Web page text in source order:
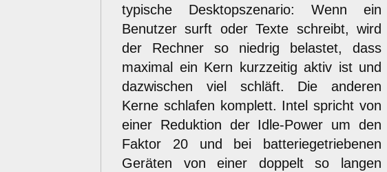
typische Desktopszenario: Wenn ein
Benutzer surft oder Texte schreibt, wird
der Rechner so niedrig belastet, dass
maximal ein Kern kurzzeitig aktiv ist und
dazwischen viel schläft. Die anderen
Kerne schlafen komplett. Intel spricht von
einer Reduktion der Idle-Power um den
Faktor 20 und bei batteriegetriebenen
Geräten von einer doppelt so langen